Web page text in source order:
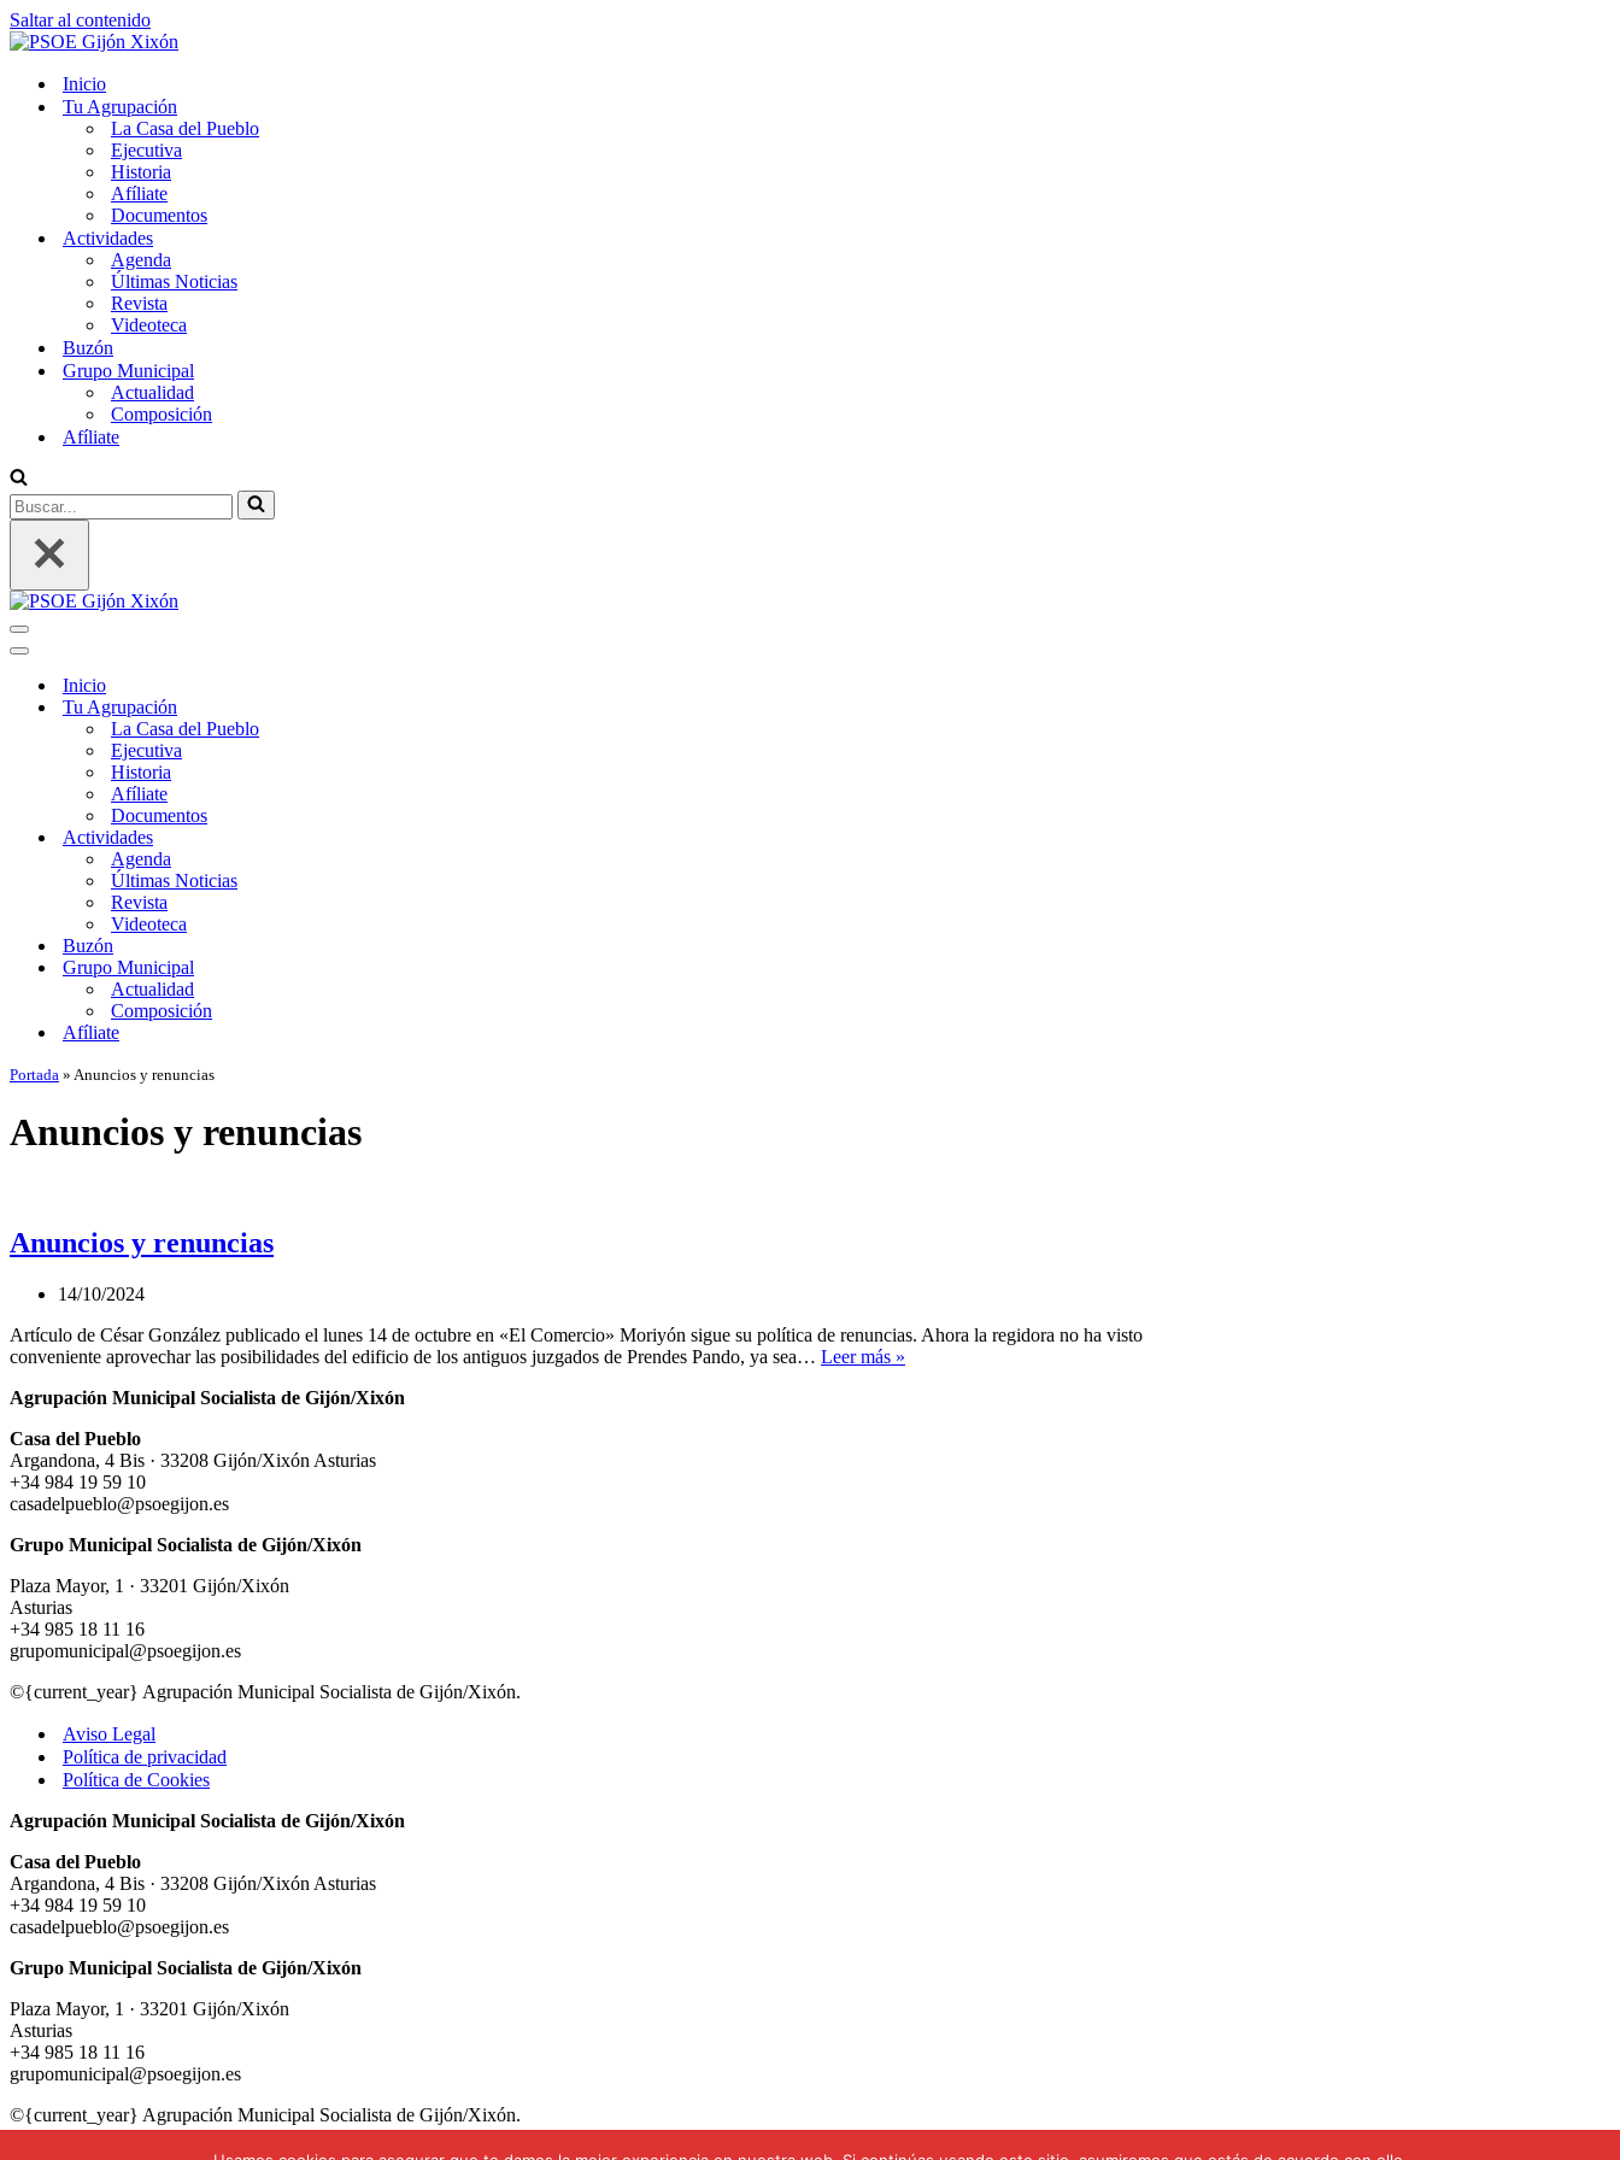
Saltar al contenido
Inicio
Tu Agrupación
La Casa del Pueblo
Ejecutiva
Historia
Afíliate
Documentos
Actividades
Agenda
Últimas Noticias
Revista
Videoteca
Buzón
Grupo Municipal
Actualidad
Composición
Afíliate
Buscar...
Menú
de
Menú
navegación
Inicio
Tu Agrupación
La Casa del Pueblo
Ejecutiva
Historia
Afíliate
Documentos
Actividades
Agenda
Últimas Noticias
Revista
Videoteca
Buzón
Grupo Municipal
Actualidad
Composición
Afíliate
Portada » Anuncios y renuncias
Anuncios y renuncias
Anuncios y renuncias
14/10/2024
Artículo de César González publicado el lunes 14 de octubre en «El Comercio» Moriyón sigue su política de renuncias. Ahora la regidora no ha visto
conveniente aprovechar las posibilidades del edificio de los antiguos juzgados de Prendes Pando, ya sea… Leer más »
Agrupación Municipal Socialista de Gijón/Xixón
Casa del Pueblo
Argandona, 4 Bis · 33208 Gijón/Xixón Asturias
+34 984 19 59 10
casadelpueblo@psoegijon.es
Grupo Municipal Socialista de Gijón/Xixón
Plaza Mayor, 1 · 33201 Gijón/Xixón
Asturias
+34 985 18 11 16
grupomunicipal@psoegijon.es
©{current_year} Agrupación Municipal Socialista de Gijón/Xixón.
Aviso Legal
Política de privacidad
Política de Cookies
Agrupación Municipal Socialista de Gijón/Xixón
Casa del Pueblo
Argandona, 4 Bis · 33208 Gijón/Xixón Asturias
+34 984 19 59 10
casadelpueblo@psoegijon.es
Grupo Municipal Socialista de Gijón/Xixón
Plaza Mayor, 1 · 33201 Gijón/Xixón
Asturias
+34 985 18 11 16
grupomunicipal@psoegijon.es
©{current_year} Agrupación Municipal Socialista de Gijón/Xixón.